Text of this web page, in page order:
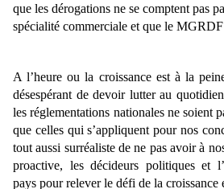
que les dérogations ne se comptent pas
spécialité commerciale et que le
A l’heure ou la croissance est à la
désespérant de devoir lutter au
les réglementations nationales ne soient
que celles qui s’appliquent pour nos
tout aussi surréaliste de ne pas avoir à
proactive, les décideurs politiques et
pays pour relever le défi de la croissance